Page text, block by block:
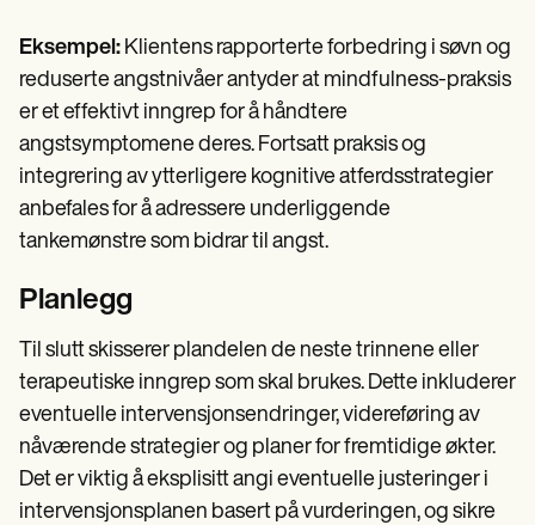
Eksempel: Klientens rapporterte forbedring i søvn og
reduserte angstnivåer antyder at mindfulness-praksis
er et effektivt inngrep for å håndtere
angstsymptomene deres. Fortsatt praksis og
integrering av ytterligere kognitive atferdsstrategier
anbefales for å adressere underliggende
tankemønstre som bidrar til angst.
Planlegg
Til slutt skisserer plandelen de neste trinnene eller
terapeutiske inngrep som skal brukes. Dette inkluderer
eventuelle intervensjonsendringer, videreføring av
nåværende strategier og planer for fremtidige økter.
Det er viktig å eksplisitt angi eventuelle justeringer i
intervensjonsplanen basert på vurderingen, og sikre